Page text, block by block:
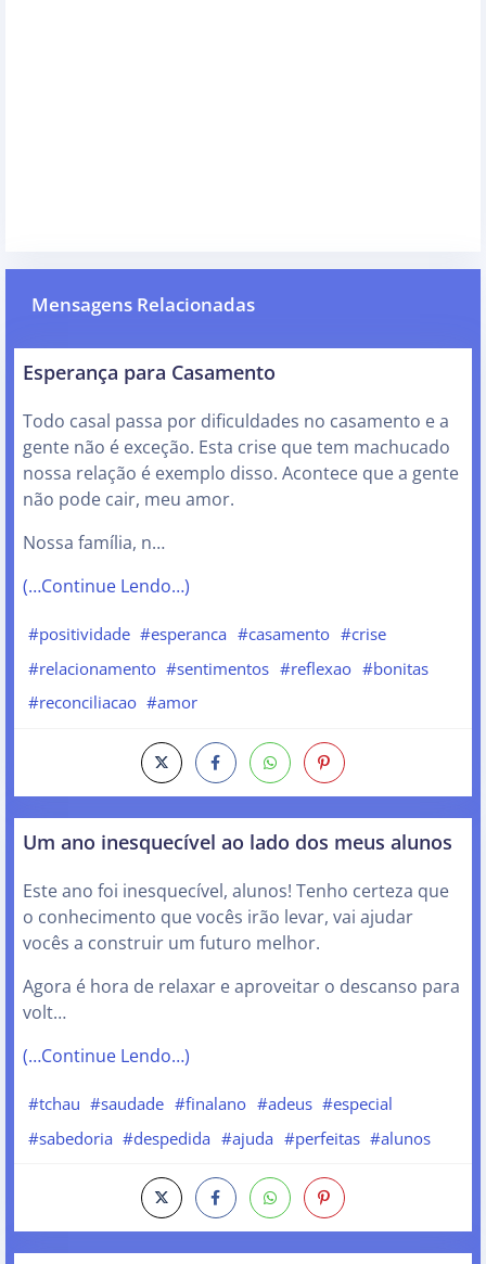
Mensagens Relacionadas
Esperança para Casamento
Todo casal passa por dificuldades no casamento e a
gente não é exceção. Esta crise que tem machucado
nossa relação é exemplo disso. Acontece que a gente
não pode cair, meu amor.
Nossa família, n…
(…Continue Lendo…)
#positividade #esperanca #casamento #crise
#relacionamento #sentimentos #reflexao #bonitas
#reconciliacao #amor
Um ano inesquecível ao lado dos meus alunos
Este ano foi inesquecível, alunos! Tenho certeza que
o conhecimento que vocês irão levar, vai ajudar
vocês a construir um futuro melhor.
Agora é hora de relaxar e aproveitar o descanso para
volt…
(…Continue Lendo…)
#tchau #saudade #finalano #adeus #especial
#sabedoria #despedida #ajuda #perfeitas #alunos